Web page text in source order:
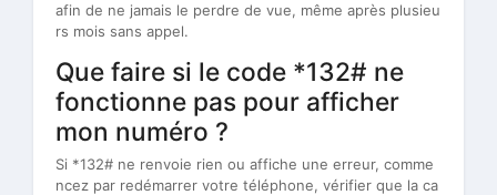
afin de ne jamais le perdre de vue, même après plusieu
rs mois sans appel.
Que faire si le code *132# ne
fonctionne pas pour afficher
mon numéro ?
Si *132# ne renvoie rien ou affiche une erreur, comme
ncez par redémarrer votre téléphone, vérifier que la ca